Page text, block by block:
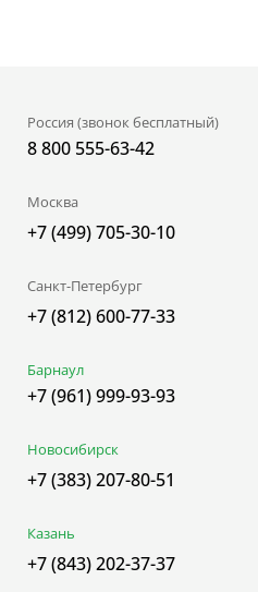
Россия (звонок бесплатный)
8 800 555-63-42
Москва
+7 (499) 705-30-10
Санкт-Петербург
+7 (812) 600-77-33
Барнаул
+7 (961) 999-93-93
Новосибирск
+7 (383) 207-80-51
Казань
+7 (843) 202-37-37